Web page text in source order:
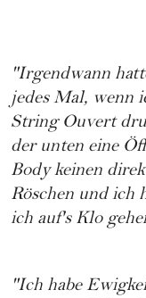
"Irgendwann
jedes Mal, wenn
String Ouvert
der unten eine
Body keinen
Röschen und ich
ich auf's Klo
"Ich habe